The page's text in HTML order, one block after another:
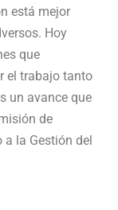
está mejor
Hoy
que
el trabajo tanto
un avance que
de
a la Gestión del